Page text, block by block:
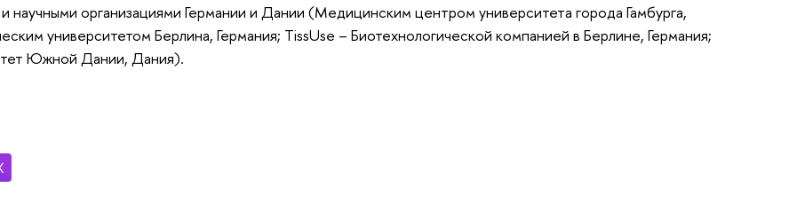
научными организациями Германии и Дании (Медицинским центром университета города Гамбурга,
университетом Берлина, Германия; TissUse – Биотехнологической компанией в Берлине, Германия;
Южной Дании, Дания).